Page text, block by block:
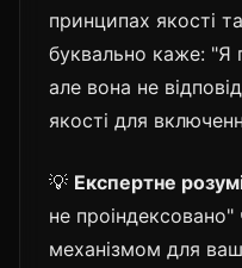
принципах якості
буквально каже: "Я
але вона не
якості для
💡 Експертне
не
механізмом для